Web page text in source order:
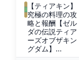
【ティアキン】
究極の料理の攻
略と報酬【ゼル
ダの伝説ティア
ーズオブザキン
グダム】...